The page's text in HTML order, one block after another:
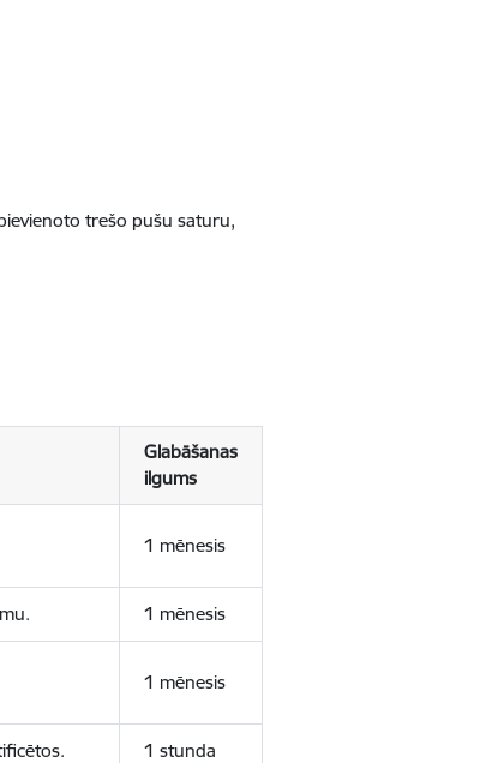
trešo pušu saturu,
Glabāšanas
ilgums
1 mēnesis
1 mēnesis
1 mēnesis
1 stunda